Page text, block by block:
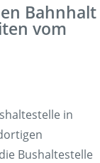
Bahnhalt
vom
in
Bushaltestelle